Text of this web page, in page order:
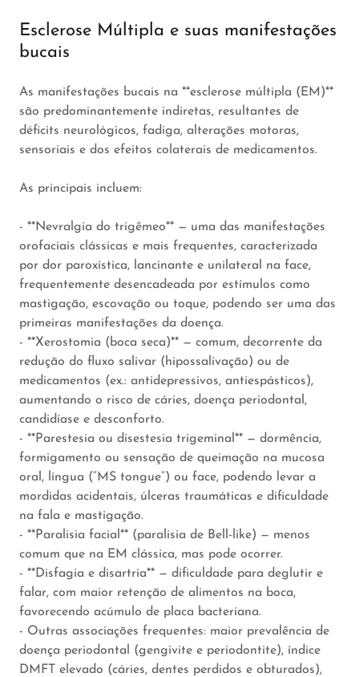
Esclerose Múltipla e suas manifestações
bucais
As manifestações bucais na **esclerose múltipla (EM)**
são predominantemente indiretas, resultantes de
déficits neurológicos, fadiga, alterações motoras,
sensoriais e dos efeitos colaterais de medicamentos.
As principais incluem:
- **Nevralgia do trigêmeo** — uma das manifestações
orofaciais clássicas e mais frequentes, caracterizada
por dor paroxística, lancinante e unilateral na face,
frequentemente desencadeada por estímulos como
mastigação, escovação ou toque, podendo ser uma das
primeiras manifestações da doença.
- **Xerostomia (boca seca)** — comum, decorrente da
redução do fluxo salivar (hipossalivação) ou de
medicamentos (ex.: antidepressivos, antiespásticos),
aumentando o risco de cáries, doença periodontal,
candidíase e desconforto.
- **Parestesia ou disestesia trigeminal** — dormência,
formigamento ou sensação de queimação na mucosa
oral, língua (“MS tongue”) ou face, podendo levar a
mordidas acidentais, úlceras traumáticas e dificuldade
na fala e mastigação.
- **Paralisia facial** (paralisia de Bell-like) — menos
comum que na EM clássica, mas pode ocorrer.
- **Disfagia e disartria** — dificuldade para deglutir e
falar, com maior retenção de alimentos na boca,
favorecendo acúmulo de placa bacteriana.
- Outras associações frequentes: maior prevalência de
doença periodontal (gengivite e periodontite), índice
DMFT elevado (cáries, dentes perdidos e obturados),